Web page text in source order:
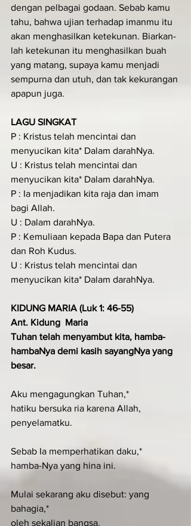
dengan pelbagai godaan. Sebab kamu
tahu, bahwa ujian terhadap imanmu itu
akan menghasilkan ketekunan. Biarkan-
lah ketekunan itu menghasilkan buah
yang matang, supaya kamu menjadi
sempurna dan utuh, dan tak kekurangan
apapun juga.
LAGU SINGKAT
P : Kristus telah mencintai dan
menyucikan kita* Dalam darahNya.
U : Kristus telah mencintai dan
menyucikan kita* Dalam darahNya.
P : Ia menjadikan kita raja dan imam
bagi Allah.
U : Dalam darahNya.
P : Kemuliaan kepada Bapa dan Putera
dan Roh Kudus.
U : Kristus telah mencintai dan
menyucikan kita* Dalam darahNya.
KIDUNG MARIA (Luk 1: 46-55)
Ant. Kidung  Maria
Tuhan telah menyambut kita, hamba-
hambaNya demi kasih sayangNya yang
besar.
Aku mengagungkan Tuhan,*
hatiku bersuka ria karena Allah,
penyelamatku.
Sebab Ia memperhatikan daku,*
hamba-Nya yang hina ini.
Mulai sekarang aku disebut: yang
bahagia,*
oleh sekalian bangsa.